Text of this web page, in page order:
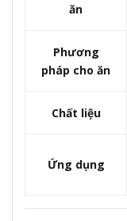
ăn
Phương
pháp cho ăn
Chất liệu
Ứng dụng